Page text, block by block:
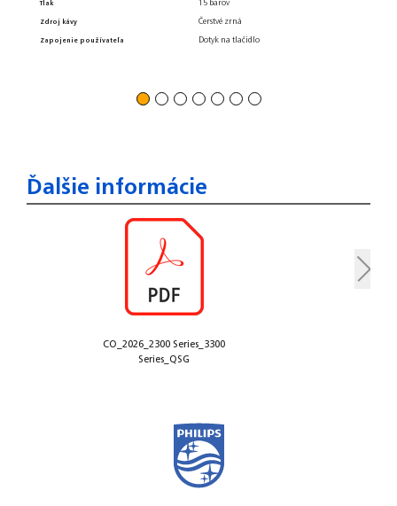
Tlak
Zdroj kávy
Zapojenie používateľa
Čerstvé zrná
Dotyk na tlačidlo
CO_2026_2300 Series_3300
Series_QSG
Ďalšie informácie